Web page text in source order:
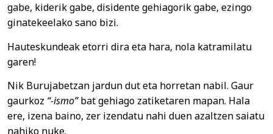
gabe, kiderik gabe, disidente gehiagorik gabe, ezingo
ginatekeelako sano bizi.
Hauteskundeak etorri dira eta hara, nola katramilatu
garen!
Nik Burujabetzan jardun dut eta horretan nabil. Gaur
gaurkoz “-ismo”bat gehiago zatiketaren mapan. Hala
ere, izena baino, zer izendatu nahi duen azaltzen saiatu
nahiko nuke.